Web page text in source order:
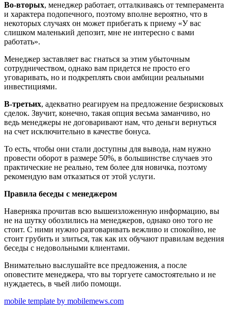
Во-вторых, менеджер работает, отталкиваясь от темперамента
и характера подопечного, поэтому вполне вероятно, что в
некоторых случаях он может прибегать к приему «У вас
слишком маленький депозит, мне не интересно с вами
работать».
Менеджер заставляет вас гнаться за этим убыточным
сотрудничеством, однако вам придется не просто его
уговаривать, но и подкреплять свои амбиции реальными
инвестициями.
В-третьих, адекватно реагируем на предложение безрисковых
сделок. Звучит, конечно, такая опция весьма заманчиво, но
ведь менеджеры не договаривают нам, что деньги вернуться
на счет исключительно в качестве бонуса.
То есть, чтобы они стали доступны для вывода, нам нужно
провести оборот в размере 50%, в большинстве случаев это
практические не реально, тем более для новичка, поэтому
рекомендую вам отказаться от этой услуги.
Правила беседы с менеджером
Наверняка прочитав всю вышеизложенную информацию, вы
не на шутку обозлились на менеджеров, однако оно того не
стоит. С ними нужно разговаривать вежливо и спокойно, не
стоит грубить и злиться, так как их обучают правилам ведения
беседы с недовольными клиентами.
Внимательно выслушайте все предложения, а после
оповестите менеджера, что вы торгуете самостоятельно и не
нуждаетесь, в чьей либо помощи.
mobile template by mobilemews.com